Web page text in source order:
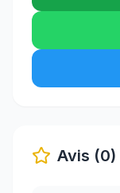
Avis (0)